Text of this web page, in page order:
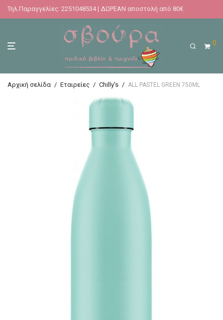
Τηλ.Παραγγελίες: 2251048534 | ΔΩΡΕΑΝ αποστολή από 80€
0
Αρχική σελίδα / Εταιρείες / Chilly's / ALL PASTEL GREEN 750ML